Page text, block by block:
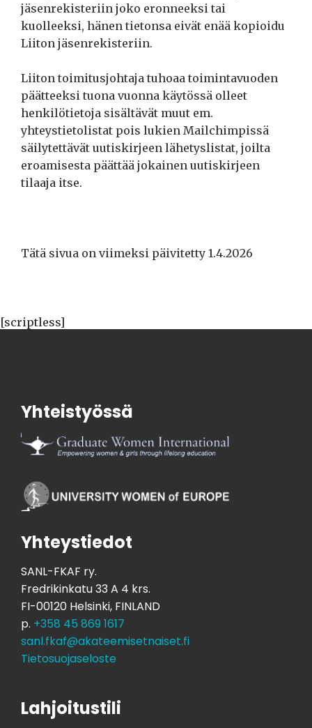
jäsenrekisteriin joko eronneeksi tai
kuolleeksi, hänen tietonsa eivät enää kopioidu
Liiton jäsenrekisteriin.
Liiton toimitusjohtaja tuhoaa toimintavuoden
päätteeksi tuona vuonna käytössä olleet
henkilötietoja sisältävät muut em.
yhteystietolistat pois lukien Mailchimpissä
säilytettävät uutiskirjeen lähetyslistat, joilta
eroamisesta päättää jokainen uutiskirjeen
tilaaja itse.
Tätä sivua on viimeksi päivitetty 1.4.2026
[scriptless]
Yhteistyössä
Yhteystiedot
SANL-FKAF ry.
Fredrikinkatu 33 A 4 krs.
FI-00120 Helsinki, FINLAND
p. +358 45 869 1617
sanl.fkaf@akateemisetnaiset.fi
Tietosuojaseloste
Lahjoitustili